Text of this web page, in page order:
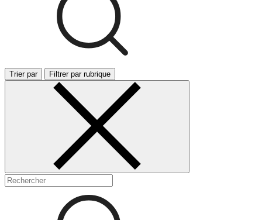
Trier par Filtrer par rubrique